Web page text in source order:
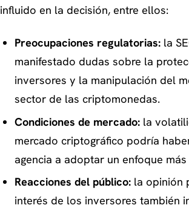
influido en la decisión, entre ellos:
Preocupaciones regulatorias:la
manifestado dudas sobre la
inversores y la manipulación del
sector de las criptomonedas.
Condiciones de mercado:la
mercado criptográfico podría
agencia a adoptar un enfoque
Reacciones del público:la opinión
interés de los inversores también